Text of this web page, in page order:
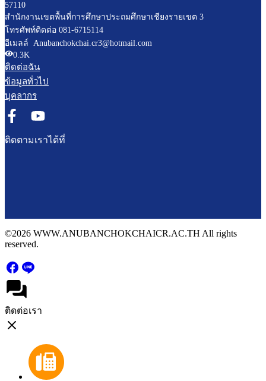
57110
สำนักงานเขตพื้นที่การศึกษาประถมศึกษาเชียงรายเขต 3
โทรศัพท์ติดต่อ 081-6715114
อีเมลล์ Anubanchokchai.cr3@hotmail.com
0.3K
ติดต่อฉัน
ข้อมูลทั่วไป
บุคลากร
ติดตามเราได้ที่
©2026 WWW.ANUBANCHOKCHAICR.AC.TH All rights
reserved.
ติดต่อเรา